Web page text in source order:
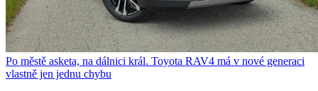
Po městě asketa, na dálnici král. Toyota RAV4 má v nové generaci
vlastně jen jednu chybu